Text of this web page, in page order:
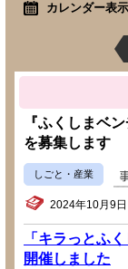
カレンダー表示
『ふくしまベ
を募集します
しごと・産業
2024年10月9
「キラっとふ
開催しました